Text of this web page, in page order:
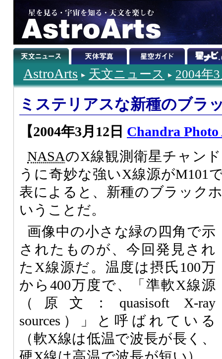
AstroArts 天文ニュース 2004年
ミステリアスな新種のブラ
【2004年3月12日 Chandra
NASAのX線観測衛星チャン
うに奇妙な強いX線源がM101
表によると、新種のブラック
いうことだ。
画像中の小さな緑の四角で示
されたものが、今回発見され
たX線源だ。温度は摂氏100万
から400万度で、「準軟X線源
（原文：quasisoft X-ray
sources）」と呼ばれている
（軟X線は低温で波長が長く、